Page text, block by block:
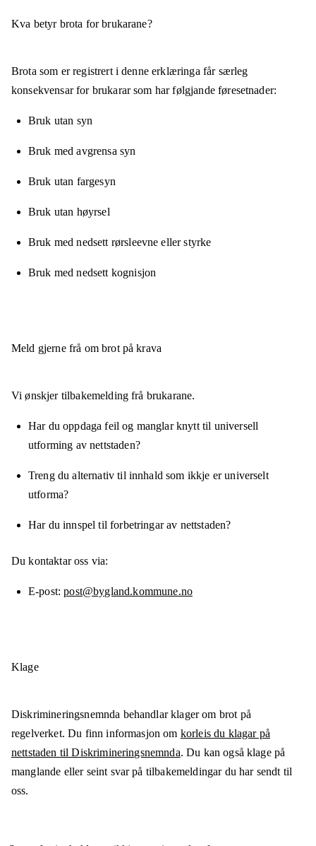
Kva betyr brota for brukarane?
Brota som er registrert i denne erklæringa får særleg
konsekvensar for brukarar som har følgjande føresetnader:
Bruk utan syn
Bruk med avgrensa syn
Bruk utan fargesyn
Bruk utan høyrsel
Bruk med nedsett rørsleevne eller styrke
Bruk med nedsett kognisjon
Meld gjerne frå om brot på krava
Vi ønskjer tilbakemelding frå brukarane.
Har du oppdaga feil og manglar knytt til universell
utforming av nettstaden?
Treng du alternativ til innhald som ikkje er universelt
utforma?
Har du innspel til forbetringar av nettstaden?
Du kontaktar oss via:
E-post post@bygland.kommune.no
Klage
Diskrimineringsnemnda behandlar klager om brot på
regelverket. Du finn informasjon om korleis du klagar på
nettstaden til Diskrimineringsnemnda. Du kan også klage på
manglande eller seint svar på tilbakemeldingar du har sendt til
oss.